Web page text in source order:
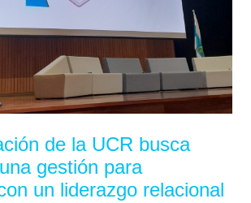
de la UCR busca
gestión para
un liderazgo relacional